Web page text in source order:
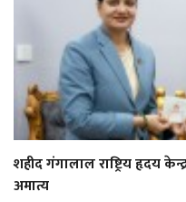
शहीद गंगालाल राष्ट्रिय हृदय
अमात्य